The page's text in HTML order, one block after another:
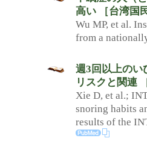
高い ［台湾国
Wu MP, et al.
from a
週3回以上のい
リスクと関連
Xie D, et al.;
snoring habits
results of the